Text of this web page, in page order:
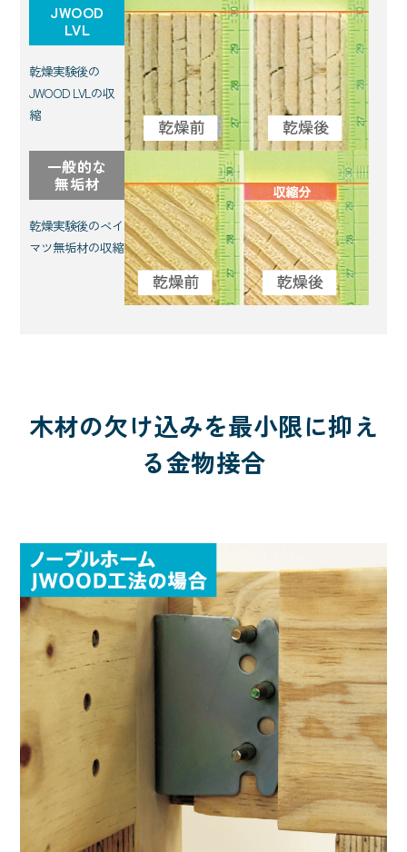
JWOOD
LVL
乾燥実験後の
JWOOD LVLの収
縮
一般的な
無垢材
乾燥実験後のベイ
マツ無垢材の収縮
木材の欠け込みを最小限に抑え
る金物接合